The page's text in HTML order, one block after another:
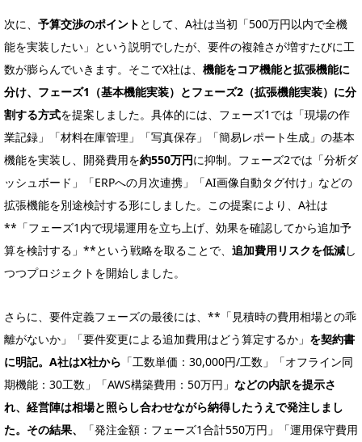
次に、 予算交渉のポイント として、A社は当初「500万円以内で全機
能を実装したい」という説明でしたが、要件の複雑さが増すたびに工
数が膨らんでいきます。そこでX社は、 機能をコア機能と拡張機能に
分け、フェーズ1（基本機能実装）とフェーズ2（拡張機能実装）に分
割する方式を提案しました。具体的には、フェーズ1では「現場の作
業記録」「材料在庫管理」「写真保存」「簡易レポート生成」の基本
機能を実装し、開発費用を約550万円に抑制。フェーズ2では「分析ダ
ッシュボード」「ERPへの月次連携」「AI画像自動タグ付け」などの
拡張機能を別途検討する形にしました。この提案により、A社は
**「フェーズ1内で現場運用を立ち上げ、効果を確認してから追加予
算を検討する」**という戦略を取ることで、 追加費用リスクを低減し
つつプロジェクトを開始しました。
さらに、要件定義フェーズの最後には、**「見積時の費用相場との乖
離がないか」「要件変更による追加費用はどう算定するか」 を契約書
に明記。A社はX社から 「工数単価：30,000円/工数」「オフライン同
期機能：30工数」「AWS構築費用：50万円」 などの内訳を提示さ
れ、経営陣は相場と照らし合わせながら納得したうえで発注しまし
た。その結果、
「発注金額：フェーズ1合計550万円」「運用保守費用